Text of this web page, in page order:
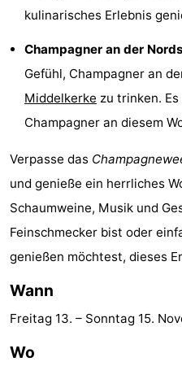
Schwimmbader
Radfahren
Wandern
Reiten
Golfplatze
-
und
trinken
Veranstaltungen
Praktisch
Forum
kulinarisches Erlebnis
Champagner an der
Gefühl, Champagner an
Middelkerke zu trinken.
Champagner an diesem
Verpasse das
und genieße ein herrliches
Schaumweine, Musik und
Feinschmecker bist oder
genießen möchtest, dieses
Wann
Freitag 13. – Sonntag 15.
Wo